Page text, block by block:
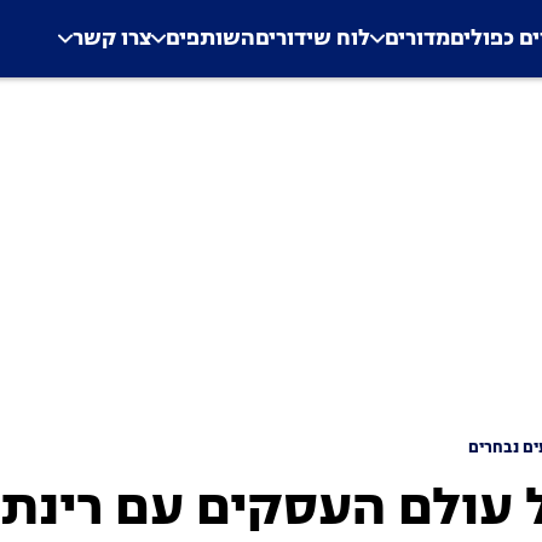
Application error: a
. כפוליםמדורים לוח שידוריםהשותפים צרו קשר
נבחרים
עולם העסקים עם